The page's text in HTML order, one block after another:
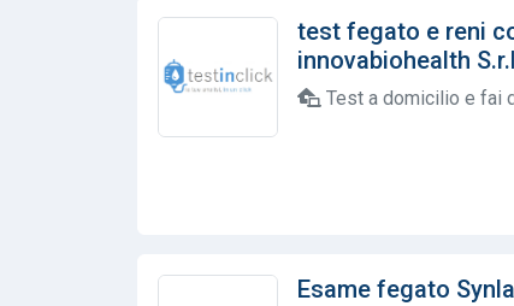
test fegato e reni
innovabiohealth
Test a domicilio e fai
Esame fegato